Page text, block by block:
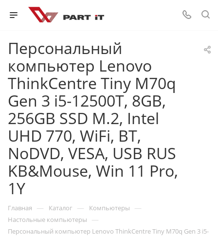
Персональный
компьютер Lenovo
ThinkCentre Tiny M70q
Gen 3 i5-12500T, 8GB,
256GB SSD M.2, Intel
UHD 770, WiFi, BT,
NoDVD, VESA, USB RUS
KB&Mouse, Win 11 Pro,
1Y
Главная — Каталог — Компьютеры —
Настольные компьютеры —
Персональный компьютер Lenovo ThinkCentre Tiny M70q Gen 3 i5-